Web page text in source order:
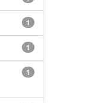
1
1
1